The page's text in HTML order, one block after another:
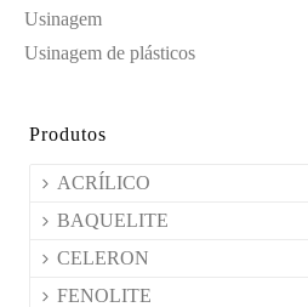
Usinagem
Usinagem de plásticos
Produtos
ACRÍLICO
BAQUELITE
CELERON
FENOLITE